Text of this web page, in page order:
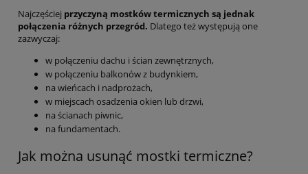
Najczęściej przyczyną mostków termicznych są jednak
połączenia różnych przegród. Dlatego też występują one
zazwyczaj:
w połączeniu dachu i ścian zewnętrznych,
w połączeniu balkonów z budynkiem,
na wieńcach i nadprożach,
w miejscach osadzenia okien lub drzwi,
na ścianach piwnic,
na fundamentach.
Jak można usunąć mostki termiczne?